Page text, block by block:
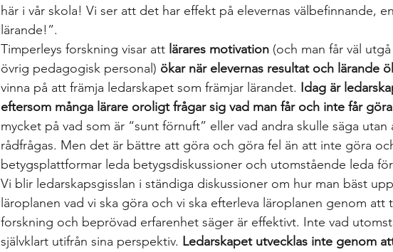
här i vår skola! Vi ser att det har effekt på elevernas välbefinnande,
lärande!”.
Timperleys forskning visar att lärares motivation (och man får väl
övrig pedagogisk personal) ökar när elevernas resultat och lärande
vinna på att främja ledarskapet som främjar lärandet. Idag är
eftersom många lärare oroligt frågar sig vad man får och inte får
mycket på vad som är “sunt förnuft” eller vad andra skulle säga utan
rådfrågas. Men det är bättre att göra och göra fel än att inte göra
betygsplattformar leda betygsdiskussioner och utomstående leda
Vi blir ledarskapsgisslan i ständiga diskussioner om hur man bäst
läroplanen vad vi ska göra och vi ska efterleva läroplanen genom att
forskning och beprövad erfarenhet säger är effektivt. Inte vad
självklart utifrån sina perspektiv. Ledarskapet utvecklas inte genom